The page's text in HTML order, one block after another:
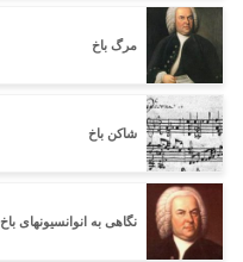
مرگ باخ
شاکن باخ
نگاهی به انوانسیونهای باخ